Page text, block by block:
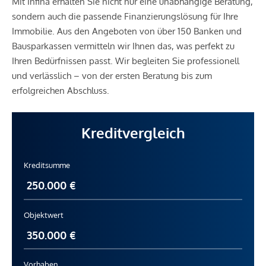
Klinik <250m
Krankenhaus <750m
Kinder & Schulen
Schule <250m
Kindergarten <500m
Universität <500m
Bäckerei <250m
Einkaufszentrum <250m
Sonstige
Bank <250m
sondern auch die passende Finanzierungslösung für Ihre
Immobilie. Aus den Angeboten von über 150 Banken und
Bausparkassen vermitteln wir Ihnen das, was perfekt zu
Ihren Bedürfnissen passt. Wir begleiten Sie professionell
und verlässlich – von der ersten Beratung bis zum
erfolgreichen Abschluss.
Kreditvergleich
Kreditsumme
Objektwert